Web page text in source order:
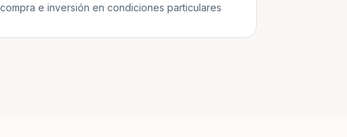
e inversión en condiciones particulares